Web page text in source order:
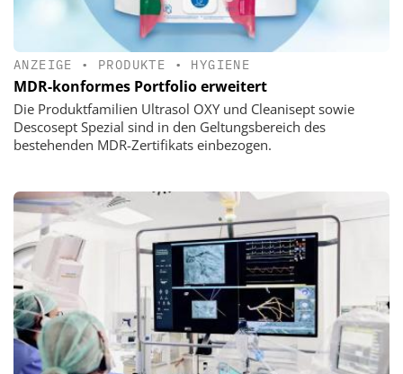
ANZEIGE • PRODUKTE • HYGIENE
MDR-konformes Portfolio erweitert
Die Produktfamilien Ultrasol OXY und Cleanisept sowie
Descosept Spezial sind in den Geltungsbereich des
bestehenden MDR-Zertifikats einbezogen.